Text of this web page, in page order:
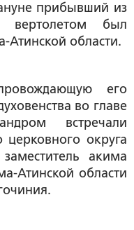
прибывший из
вертолетом был
Атинской области.
его
во главе
встречали
церковного округа
акима
Атинской области